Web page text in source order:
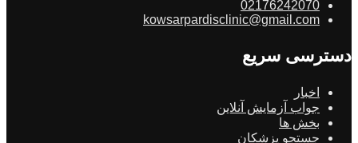
02176242070
kowsarpardisclinic@gmail.com
دسترسی سریع
اخبار
جواب آزمایش آنلاین
بخش ها
جستجو پزشکان